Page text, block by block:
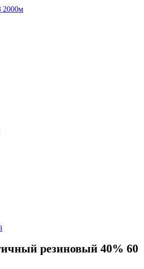
2000м
резиновый 40% 60